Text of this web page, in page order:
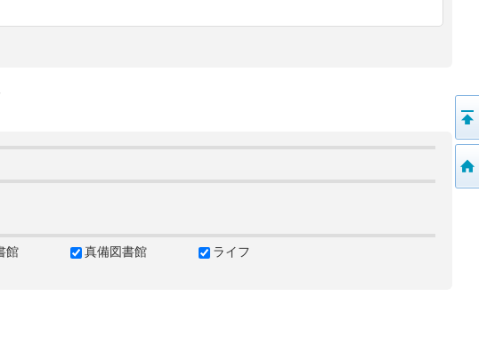
館 真備図書館
ライフ